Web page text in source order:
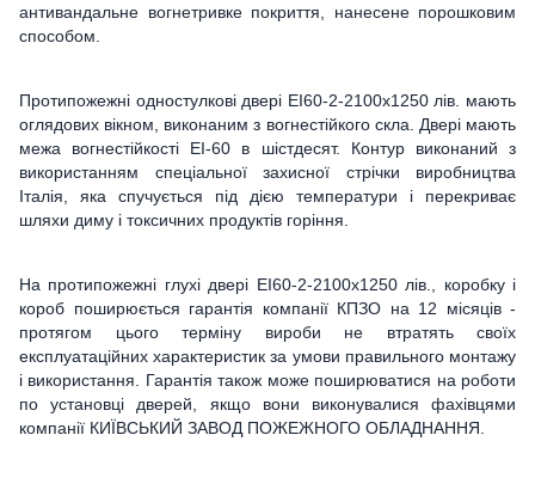
антивандальне вогнетривке покриття, нанесене порошковим
способом.
Протипожежні одностулкові двері ЕІ60-2-2100x1250 лів. мають
оглядових вікном, виконаним з вогнестійкого скла. Двері мають
межа вогнестійкості ЕІ-60 в шістдесят. Контур виконаний з
використанням спеціальної захисної стрічки виробництва
Італія, яка спучується під дією температури і перекриває
шляхи диму і токсичних продуктів горіння.
На протипожежні глухі двері ЕІ60-2-2100x1250 лів., коробку і
короб поширюється гарантія компанії КПЗО на 12 місяців -
протягом цього терміну вироби не втратять своїх
експлуатаційних характеристик за умови правильного монтажу
і використання. Гарантія також може поширюватися на роботи
по установці дверей, якщо вони виконувалися фахівцями
компанії КИЇВСЬКИЙ ЗАВОД ПОЖЕЖНОГО ОБЛАДНАННЯ.